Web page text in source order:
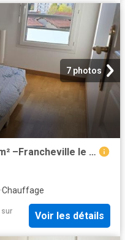
7 photos
Colocation meublée T3 – 55 m² –Francheville le Bas
·Chauffage
sur
Voir les détails